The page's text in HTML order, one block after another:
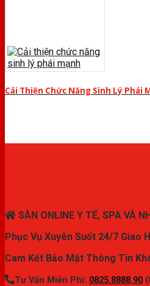
Cải Thiện Chức Năng Sinh Lý Phái
SÀN ONLINE Y TẾ, SPA VÀ
Phục Vụ Xuyên Suốt 24/7 Giao
Cam Kết Bảo Mật Thông Tin
Tư Vấn Miễn Phí: 0825.8888.90